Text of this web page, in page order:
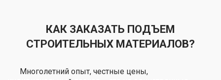
КАК ЗАКАЗАТЬ ПОДЪЕМ
СТРОИТЕЛЬНЫХ МАТЕРИАЛОВ?
Многолетний опыт, честные цены,